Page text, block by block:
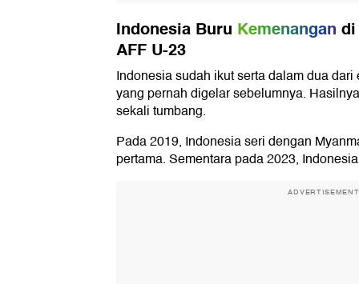
Indonesia Buru Kemenangan
AFF U-23
Indonesia sudah ikut serta dalam dua
yang pernah digelar sebelumnya.
sekali tumbang.
Pada 2019, Indonesia seri dengan
pertama. Sementara pada 2023,
ADVERTISEMENT